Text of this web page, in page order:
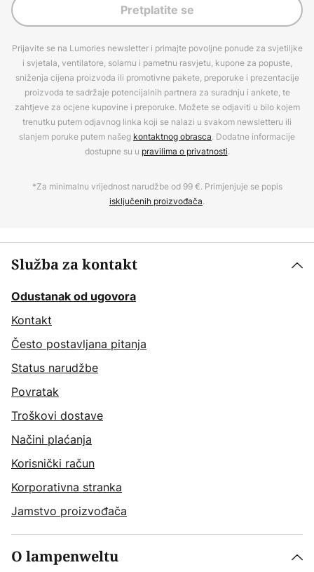
Pretplatite se
Prijavite se na Lumories newsletter i primajte povoljne ponude za svjetiljke
i svjetala, ventilatore, solarnu i pametnu rasvjetu, kupone za popuste,
sniženja cijena proizvoda ili promotivne pakete, preporuke i prezentacije
proizvoda te sadržaje potencijalnih partnera za suradnju i ankete, te
zahtjeve za ocjene kupovine i preporuke. Možete se odjaviti u bilo kojem
trenutku putem odjavnog linka koji se nalazi u svakom newsletteru ili
slanjem poruke putem našeg kontaktnog obrasca. Dodatne informacije
dostupne su u pravilima o privatnosti.
*Za minimalnu vrijednost narudžbe od 99 €. Primjenjuje se popis
isključenih proizvođača.
Služba za kontakt
Odustanak od ugovora
Kontakt
Često postavljana pitanja
Status narudžbe
Povratak
Troškovi dostave
Načini plaćanja
Korisnički račun
Korporativna stranka
Jamstvo proizvođača
O lampenweltu